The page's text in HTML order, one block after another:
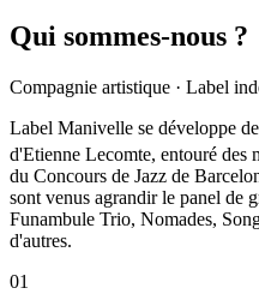
Qui sommes-nous ?
Compagnie artistique · Label
Label Manivelle se développe
d'Etienne Lecomte, entouré des
du Concours de Jazz de
sont venus agrandir le panel de
Funambule Trio, Nomades,
d'autres.
01